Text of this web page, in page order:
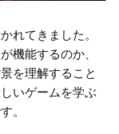
れてきました。
機能するのか、
を理解すること
いゲームを学ぶ
。